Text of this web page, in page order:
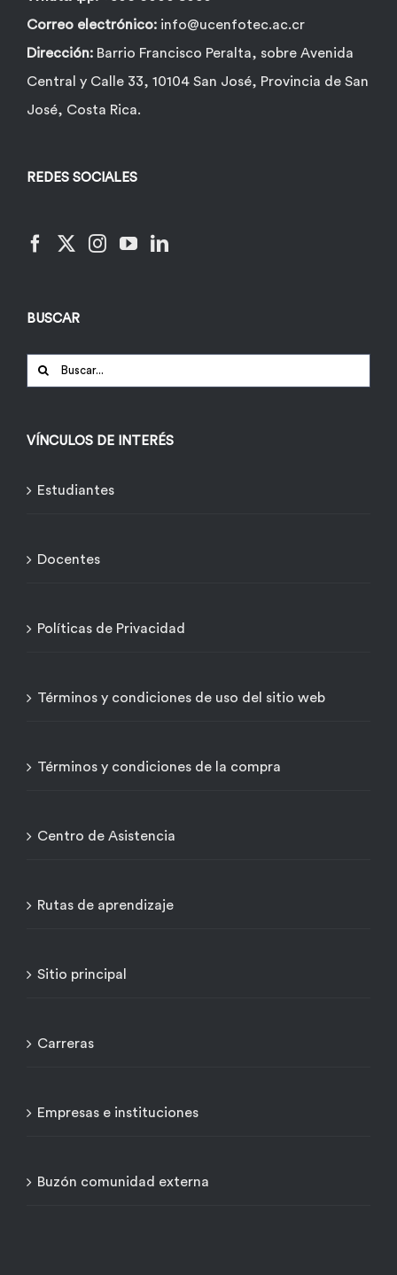
Correo electrónico: info@ucenfotec.ac.cr
Dirección: Barrio Francisco Peralta, sobre Avenida
Central y Calle 33, 10104 San José, Provincia de San
José, Costa Rica.
REDES SOCIALES
BUSCAR
Buscar:
VÍNCULOS DE INTERÉS
Estudiantes
Docentes
Políticas de Privacidad
Términos y condiciones de uso del sitio web
Términos y condiciones de la compra
Centro de Asistencia
Rutas de aprendizaje
Sitio principal
Carreras
Empresas e instituciones
Buzón comunidad externa